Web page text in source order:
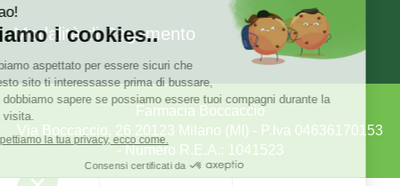
Modalità di Pagamento
Farmacia Boccaccio
Via Boccaccio, 26 20123 Milano (MI) - P.Iva 04636170153
- Numero R.E.A.: 1041523